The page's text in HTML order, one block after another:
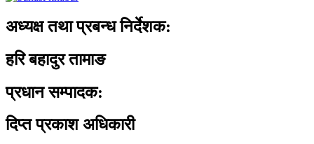
अध्यक्ष तथा प्रबन्ध निर्देशक:
हरि बहादुर तामाङ
प्रधान सम्पादक:
दिप्त प्रकाश अधिकारी